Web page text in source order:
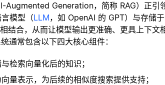
Augmented Generation，简称 RAG）正引
模型（LLM，如 OpenAI 的 GPT）与存储
结合，从而让模型输出更准确、更具上下文
通常包含以下四大核心组件：
检索向量化后的知识；
量表示，为后续的相似度搜索提供支持；